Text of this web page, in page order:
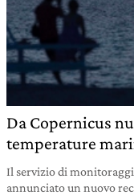
Da Copernicus
temperature
Il servizio di
annunciato un nuovo